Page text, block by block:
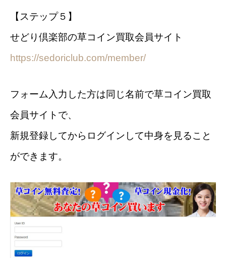
【ステップ５】
せどり倶楽部の草コイン買取会員サイト
https://sedoriclub.com/member/
フォーム入力した方は同じ名前で草コイン買取
会員サイトで、
新規登録してからログインして中身を見ること
ができます。